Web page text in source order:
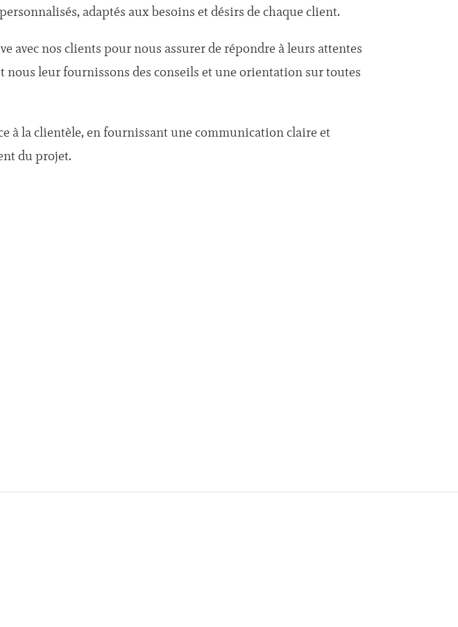
adaptés aux besoins et désirs de chaque client.
avec nos clients pour nous assurer de répondre à leurs attentes
nous leur fournissons des conseils et une orientation sur toutes
à la clientèle, en fournissant une communication claire et
du projet.